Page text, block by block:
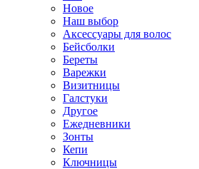
Новое
Наш выбор
Аксессуары для волос
Бейсболки
Береты
Варежки
Визитницы
Галстуки
Другое
Ежедневники
Зонты
Кепи
Ключницы